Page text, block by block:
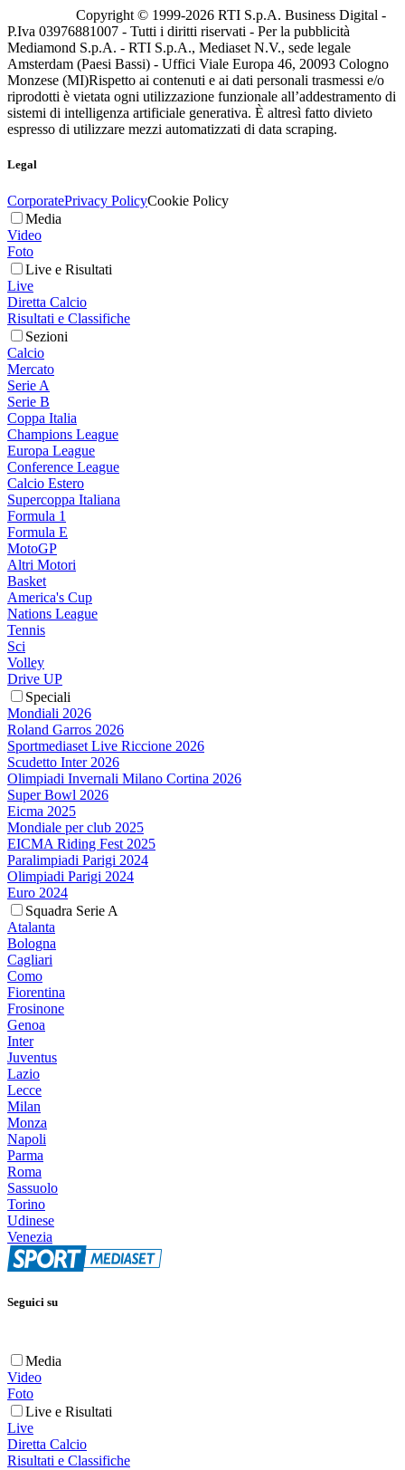
Copyright © 1999-2026 RTI S.p.A. Business Digital -
P.Iva 03976881007 - Tutti i diritti riservati - Per la pubblicità
Mediamond S.p.A. - RTI S.p.A., Mediaset N.V., sede legale
Amsterdam (Paesi Bassi) - Uffici Viale Europa 46, 20093 Cologno
Monzese (MI)Rispetto ai contenuti e ai dati personali trasmessi e/o
riprodotti è vietata ogni utilizzazione funzionale all’addestramento di
sistemi di intelligenza artificiale generativa. È altresì fatto divieto
espresso di utilizzare mezzi automatizzati di data scraping.
Legal
CorporatePrivacy PolicyCookie Policy
Media
Video
Foto
Live e Risultati
Live
Diretta Calcio
Risultati e Classifiche
Sezioni
Calcio
Mercato
Serie A
Serie B
Coppa Italia
Champions League
Europa League
Conference League
Calcio Estero
Supercoppa Italiana
Formula 1
Formula E
MotoGP
Altri Motori
Basket
America's Cup
Nations League
Tennis
Sci
Volley
Drive UP
Speciali
Mondiali 2026
Roland Garros 2026
Sportmediaset Live Riccione 2026
Scudetto Inter 2026
Olimpiadi Invernali Milano Cortina 2026
Super Bowl 2026
Eicma 2025
Mondiale per club 2025
EICMA Riding Fest 2025
Paralimpiadi Parigi 2024
Olimpiadi Parigi 2024
Euro 2024
Squadra Serie A
Atalanta
Bologna
Cagliari
Como
Fiorentina
Frosinone
Genoa
Inter
Juventus
Lazio
Lecce
Milan
Monza
Napoli
Parma
Roma
Sassuolo
Torino
Udinese
Venezia
Seguici su
Media
Video
Foto
Live e Risultati
Live
Diretta Calcio
Risultati e Classifiche